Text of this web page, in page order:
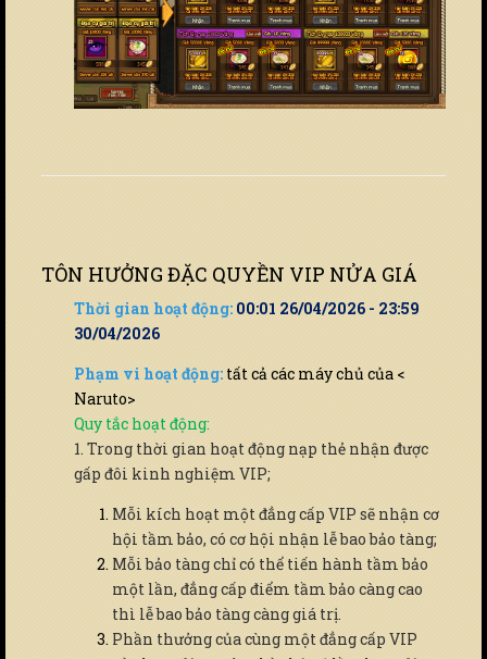
TÔN HƯỞNG ĐẶC QUYỀN VIP NỬA GIÁ
Thời gian hoạt động: 00:01 26/04/2026 - 23:59
30/04/2026
Phạm vi hoạt động: tất cả các máy chủ của <
Naruto>
Quy tắc hoạt động:
1. Trong thời gian hoạt động nạp thẻ nhận được
gấp đôi kinh nghiệm VIP;
Mỗi kích hoạt một đẳng cấp VIP sẽ nhận cơ
hội tầm bảo, có cơ hội nhận lễ bao bảo tàng;
Mỗi bảo tàng chỉ có thể tiến hành tầm bảo
một lần, đẳng cấp điểm tầm bảo càng cao
thì lễ bao bảo tàng càng giá trị.
Phần thưởng của cùng một đẳng cấp VIP